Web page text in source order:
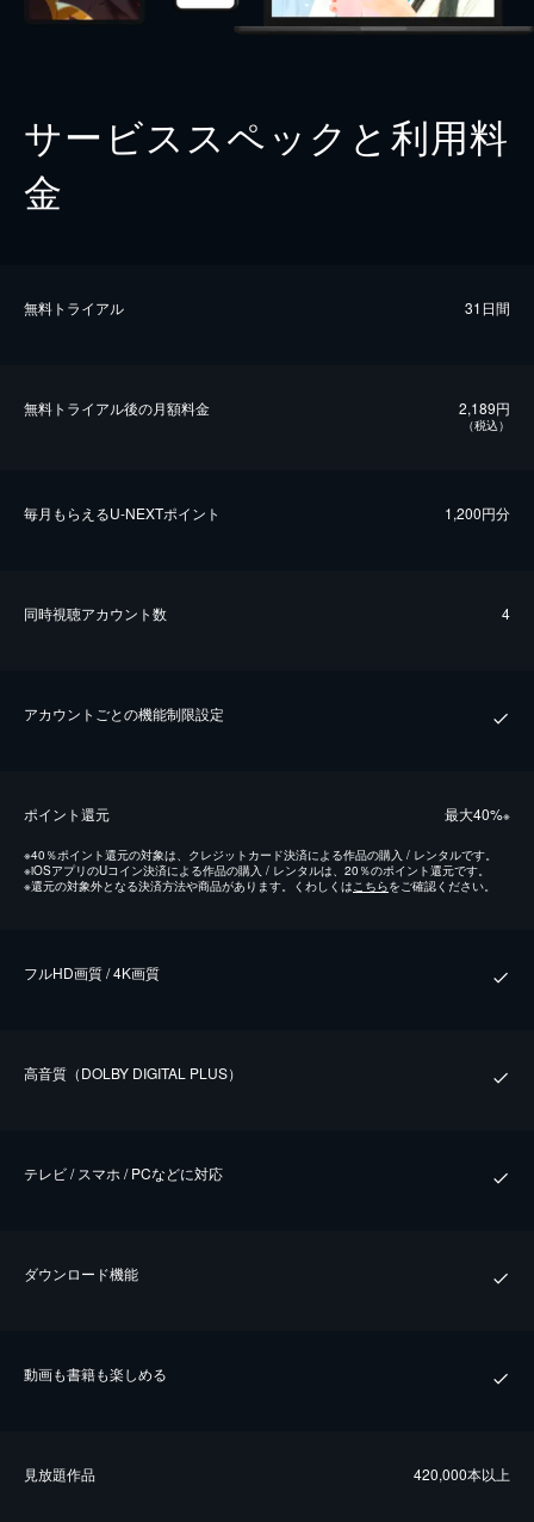
サービススペックと利用料
金
無料トライアル 31日間
無料トライアル後の⽉額料金 2,189円
（税込）
毎⽉もらえるU-NEXTポイント 1,200円分
同時視聴アカウント数 4
アカウントごとの機能制限設定
ポイント還元 最⼤40%※
※40％ポイント還元の対象は、クレジットカード決済による作品の購入 / レンタルです。
※iOSアプリのUコイン決済による作品の購入 / レンタルは、20％のポイント還元です。
※還元の対象外となる決済方法や商品があります。くわしくはこちらをご確認ください。
フルHD画質 / 4K画質
⾼⾳質（DOLBY DIGITAL PLUS）
テレビ / スマホ / PCなどに対応
ダウンロード機能
動画も書籍も楽しめる
⾒放題作品 420,000本以上